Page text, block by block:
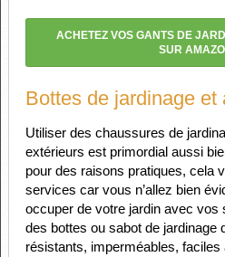
ACHETEZ VOS GANTS DE
SUR
Bottes de jardinage et
Utiliser des chaussures de
extérieurs est primordial aussi
pour des raisons pratiques, cela
services car vous n’allez bien
occuper de votre jardin avec vos
des bottes ou sabot de jardinage
résistants, imperméables, faciles